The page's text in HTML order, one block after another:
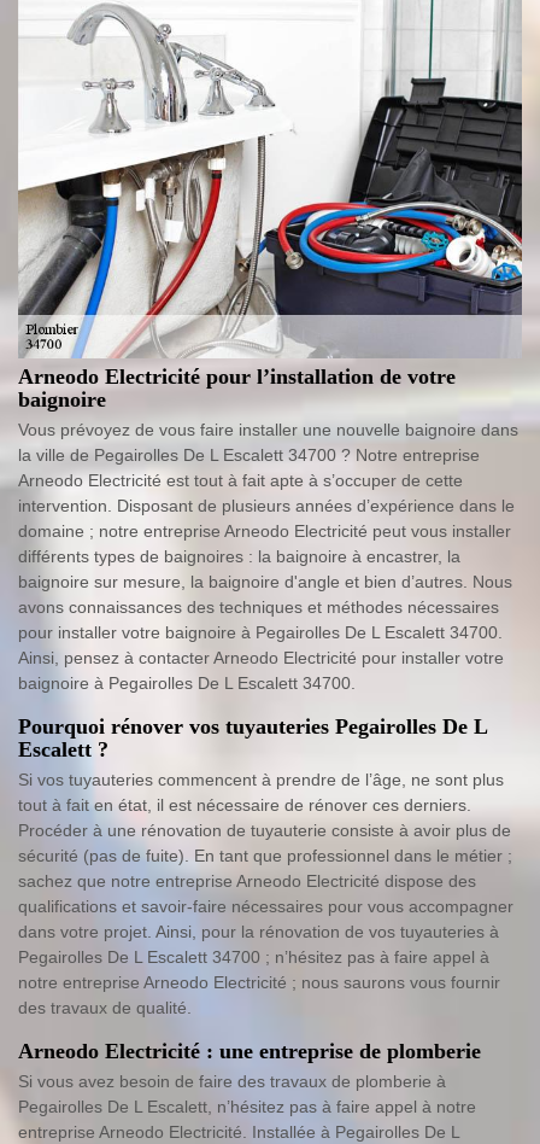
Arneodo Electricité pour l’installation de votre
baignoire
Vous prévoyez de vous faire installer une nouvelle baignoire dans
la ville de Pegairolles De L Escalett 34700 ? Notre entreprise
Arneodo Electricité est tout à fait apte à s’occuper de cette
intervention. Disposant de plusieurs années d’expérience dans le
domaine ; notre entreprise Arneodo Electricité peut vous installer
différents types de baignoires : la baignoire à encastrer, la
baignoire sur mesure, la baignoire d'angle et bien d’autres. Nous
avons connaissances des techniques et méthodes nécessaires
pour installer votre baignoire à Pegairolles De L Escalett 34700.
Ainsi, pensez à contacter Arneodo Electricité pour installer votre
baignoire à Pegairolles De L Escalett 34700.
Pourquoi rénover vos tuyauteries Pegairolles De L
Escalett ?
Si vos tuyauteries commencent à prendre de l’âge, ne sont plus
tout à fait en état, il est nécessaire de rénover ces derniers.
Procéder à une rénovation de tuyauterie consiste à avoir plus de
sécurité (pas de fuite). En tant que professionnel dans le métier ;
sachez que notre entreprise Arneodo Electricité dispose des
qualifications et savoir-faire nécessaires pour vous accompagner
dans votre projet. Ainsi, pour la rénovation de vos tuyauteries à
Pegairolles De L Escalett 34700 ; n’hésitez pas à faire appel à
notre entreprise Arneodo Electricité ; nous saurons vous fournir
des travaux de qualité.
Arneodo Electricité : une entreprise de plomberie
Si vous avez besoin de faire des travaux de plomberie à
Pegairolles De L Escalett, n’hésitez pas à faire appel à notre
entreprise Arneodo Electricité. Installée à Pegairolles De L